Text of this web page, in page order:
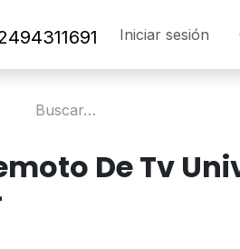
Iniciar sesión
De Tv